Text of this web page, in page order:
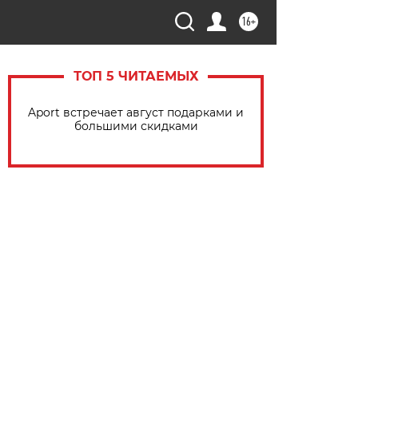
16+
ТОП 5 ЧИТАЕМЫХ
Aport встречает август подарками и
большими скидками